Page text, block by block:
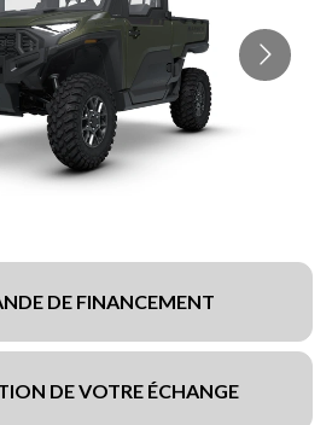
DE FINANCEMENT
DE VOTRE ÉCHANGE